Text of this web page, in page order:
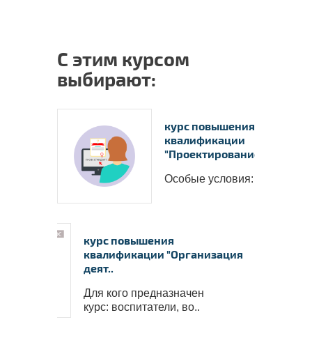
С этим курсом
выбирают:
курс повышения
квалификации
"Проектирование и..
Особые условия: &nbs..
курс повышения
квалификации "Организация
деят..
Для кого предназначен
курс: воспитатели, во..